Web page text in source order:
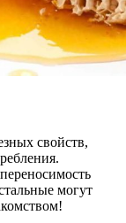
свойств,
могут